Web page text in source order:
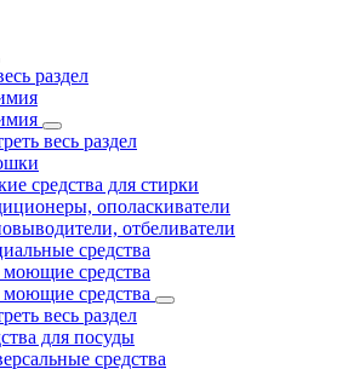
раздел
весь раздел
средства для стирки
ополаскиватели
отбеливатели
средства
средства
средства
весь раздел
для посуды
средства